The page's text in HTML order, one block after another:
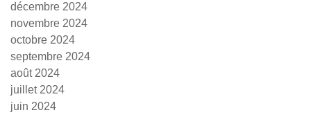
décembre 2024
novembre 2024
octobre 2024
septembre 2024
août 2024
juillet 2024
juin 2024